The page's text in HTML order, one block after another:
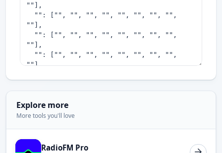
Explore more
More tools you'll love
RadioFM Pro